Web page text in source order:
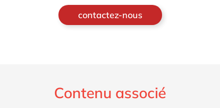
contactez-nous
Contenu associé